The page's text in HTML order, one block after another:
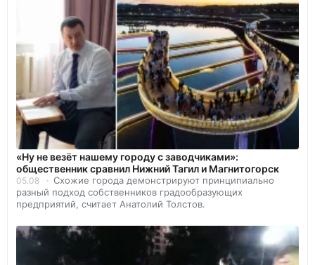
«Ну не везёт нашему городу с заводчиками»:
общественник сравнил Нижний Тагил и Магнитогорск
05.08
Схожие города демонстрируют принципиально
разный подход собственников градообразующих
предприятий, считает Анатолий Толстов.